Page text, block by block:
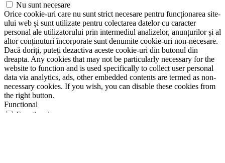
Nu sunt necesare
Orice cookie-uri care nu sunt strict necesare pentru funcționarea site-
ului web și sunt utilizate pentru colectarea datelor cu caracter
personal ale utilizatorului prin intermediul analizelor, anunțurilor și al
altor conținuturi încorporate sunt denumite cookie-uri non-necesare.
Dacă doriți, puteți dezactiva aceste cookie-uri din butonul din
dreapta. Any cookies that may not be particularly necessary for the
website to function and is used specifically to collect user personal
data via analytics, ads, other embedded contents are termed as non-
necessary cookies. If you wish, you can disable these cookies from
the right button.
Functional
Functional